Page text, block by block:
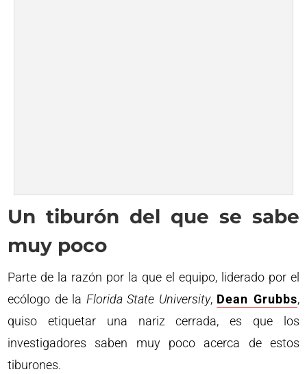
Un tiburón del que se sabe
muy poco
Parte de la razón por la que el equipo, liderado por el
ecólogo de la Florida State University, Dean Grubbs,
quiso etiquetar una nariz cerrada, es que los
investigadores saben muy poco acerca de estos
tiburones.